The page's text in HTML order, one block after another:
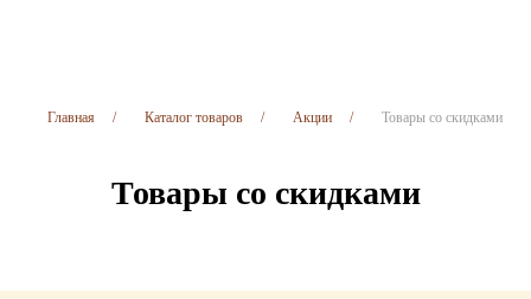
Главная / Каталог товаров / Акции / Товары со скидками
Товары со скидками